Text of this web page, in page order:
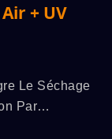
+ UV
Le Séchage
Par